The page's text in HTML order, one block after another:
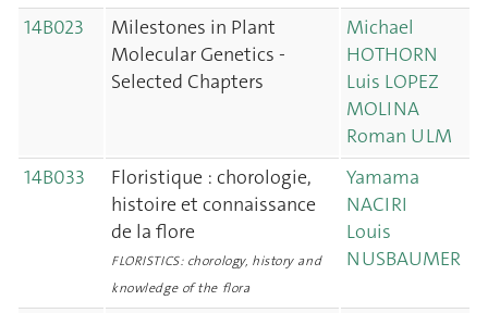
14B023
Milestones in Plant
Molecular Genetics -
Selected Chapters
Michael
HOTHORN
Luis LOPEZ
MOLINA
Roman ULM
14B033
Floristique : chorologie,
histoire et connaissance
de la flore
FLORISTICS: chorology, history and
knowledge of the flora
Yamama
NACIRI
Louis
NUSBAUMER